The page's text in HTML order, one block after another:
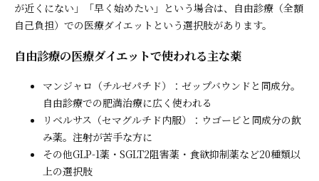
が近くにない」「早く始めたい」という場合は、自由診療（全額
自己負担）での医療ダイエットという選択肢があります。
自由診療の医療ダイエットで使われる主な薬
マンジャロ（チルゼパチド）：ゼップバウンドと同成分。
自由診療での肥満治療に広く使われる
リベルサス（セマグルチド内服）：ウゴービと同成分の飲
み薬。注射が苦手な方に
その他GLP-1薬・SGLT2阻害薬・食欲抑制薬など20種類以
上の選択肢